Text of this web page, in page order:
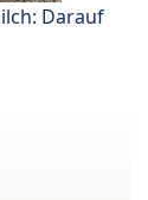
Darauf